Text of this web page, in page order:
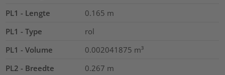
PL1 - Lengte
0.165 m
PL1 - Type
rol
PL1 - Volume
0.002041875 m³
PL2 - Breedte
0.267 m